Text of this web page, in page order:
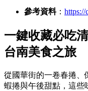
參考資料：
一鍵收藏必吃
台南美食之旅
從國華街的一卷春捲、
蝦捲與午後甜點，這些